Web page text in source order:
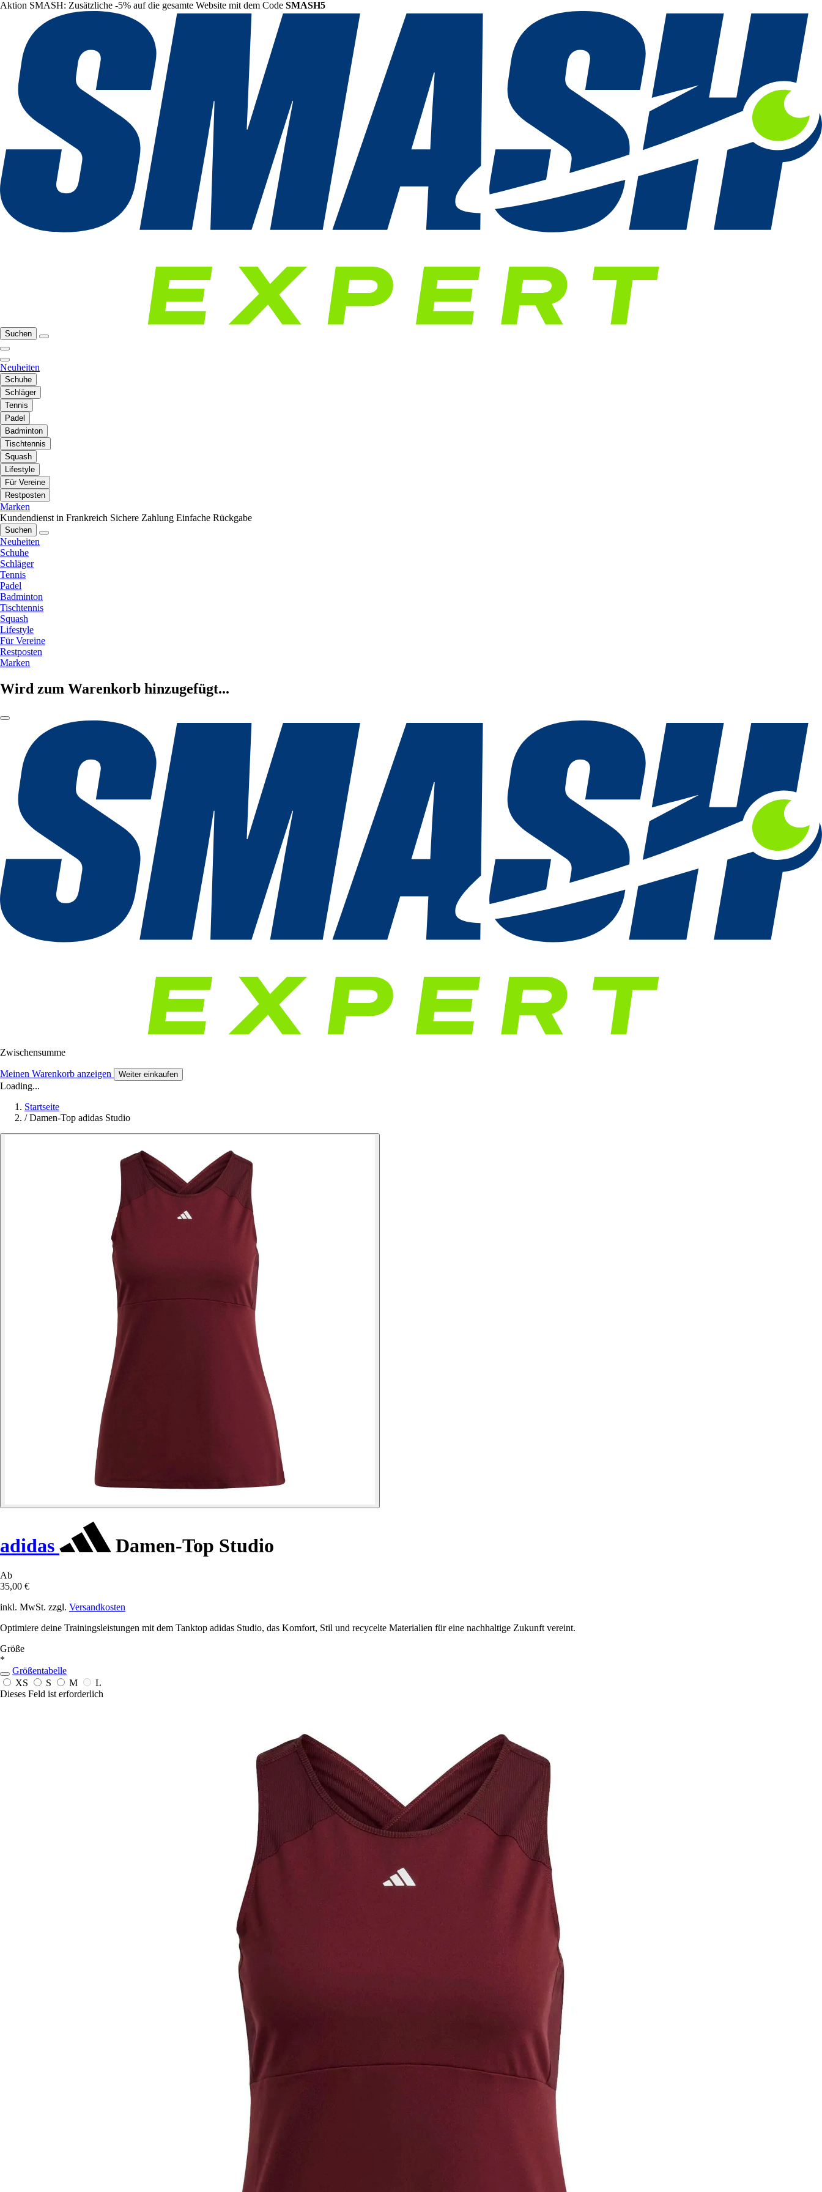
Aktion SMASH: Zusätzliche -5% auf die gesamte Website mit dem Code SMASH5
Suchen
Neuheiten
Schuhe
Schläger
Tennis
Padel
Badminton
Tischtennis
Squash
Lifestyle
Für Vereine
Restposten
Marken
Kundendienst in Frankreich Sichere Zahlung Einfache Rückgabe
Suchen
Neuheiten
Schuhe
Schläger
Tennis
Padel
Badminton
Tischtennis
Squash
Lifestyle
Für Vereine
Restposten
Marken
Wird zum Warenkorb hinzugefügt...
Zwischensumme
Meinen Warenkorb anzeigen Weiter einkaufen
Loading...
Startseite
/ Damen-Top adidas Studio
adidas Damen-Top Studio
Ab
35,00 €
inkl. MwSt. zzgl. Versandkosten
Optimiere deine Trainingsleistungen mit dem Tanktop adidas Studio, das Komfort, Stil und recycelte Materialien für eine nachhaltige Zukunft vereint.
Größe
*
Größentabelle
XS
S M
L
Dieses Feld ist erforderlich